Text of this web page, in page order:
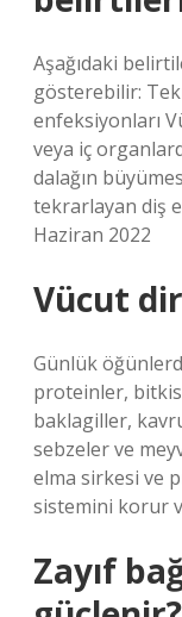
Aşağıdaki
gösterebilir:
enfeksiyonları
veya iç
dalağın
tekrarlayan diş
Haziran 2022
Vücut
Günlük
proteinler,
baklagiller,
sebzeler ve
elma sirkesi ve
sistemini korur
Zayıf